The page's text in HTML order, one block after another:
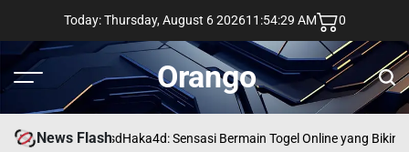
content
Today: Thursday, August 6 202611 :54:30 AM 0
Menu Orango
News Flash
asdHaka4d: Sensasi Bermain Togel Online yang Bikin